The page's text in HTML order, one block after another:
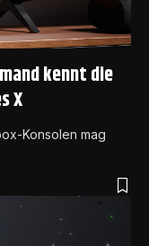
kennt die
X
Konsolen mag